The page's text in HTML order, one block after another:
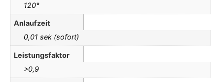
120°
Anlaufzeit
0,01 sek (sofort)
Leistungsfaktor
>0,9